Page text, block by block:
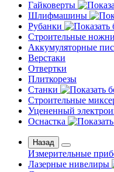
Гайковерты
Шлифмашины
Рубанки
Строительные
Аккумуляторные
Верстаки
Отвертки
Плиткорезы
Станки
Строительные
Уцененный
Оснастка
Назад
Измерительные
Лазерные нивелиры